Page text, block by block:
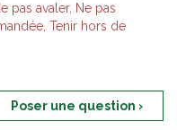
pas avaler, Ne pas
Tenir hors de
Poser une question ›